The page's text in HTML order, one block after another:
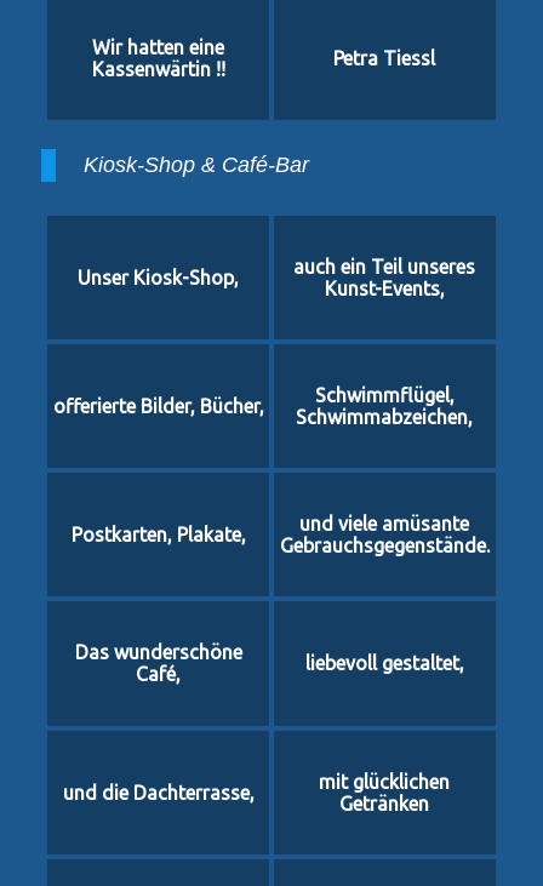
Wir hatten eine
Kassenwärtin !!
Petra Tiessl
Kiosk-Shop & Café-Bar
Unser Kiosk-Shop,
auch ein Teil unseres
Kunst-Events,
offerierte Bilder, Bücher,
Schwimmflügel,
Schwimmabzeichen,
Postkarten, Plakate,
und viele amüsante
Gebrauchsgegenstände.
Das wunderschöne
Café,
liebevoll gestaltet,
und die Dachterrasse,
mit glücklichen
Getränken